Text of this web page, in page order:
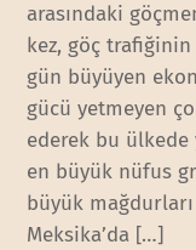
arasındaki
kez, göç trafiğinin
gün büyüyen
gücü yetmeyen
ederek bu ülkede
en büyük nüfus
büyük
Meksika’da […]